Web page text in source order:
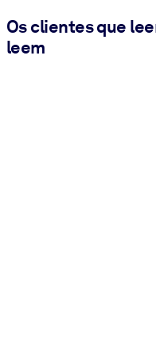
Os clientes que
leem